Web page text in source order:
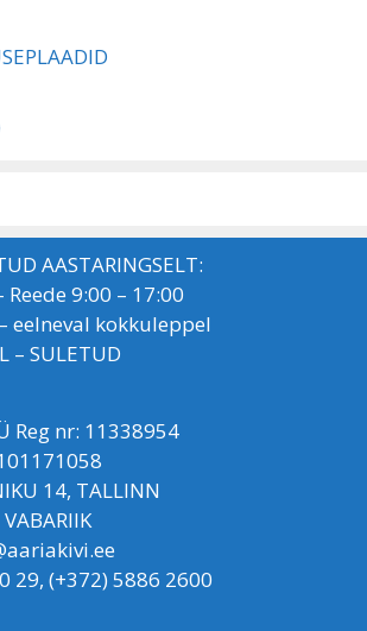
AASTARINGSELT:
Reede 9:00 – 17:00
eelneval kokkuleppel
– SULETUD
Reg nr: 11338954
14, TALLINN
29, (+372) 5886 2600